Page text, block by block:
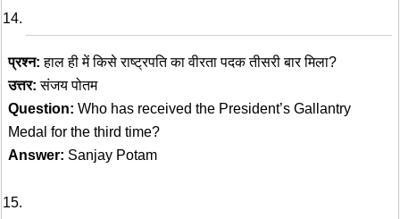
प्रश्न: हाल ही में किसे राष्ट्रपति का वीरता पदक तीसरी बार मिला?
उत्तर: संजय पोतम
Question: Who has received the President’s Gallantry
Medal for the third time?
Answer: Sanjay Potam